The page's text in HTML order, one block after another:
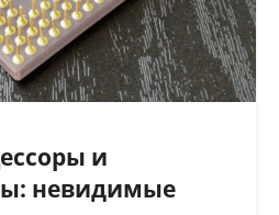
и
невидимые